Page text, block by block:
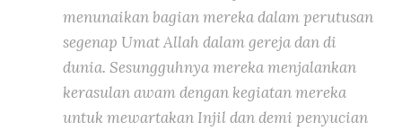
menunaikan bagian mereka dalam perutusan
segenap Umat Allah dalam gereja dan di
dunia. Sesungguhnya mereka menjalankan
kerasulan awam dengan kegiatan mereka
untuk mewartakan Injil dan demi penyucian